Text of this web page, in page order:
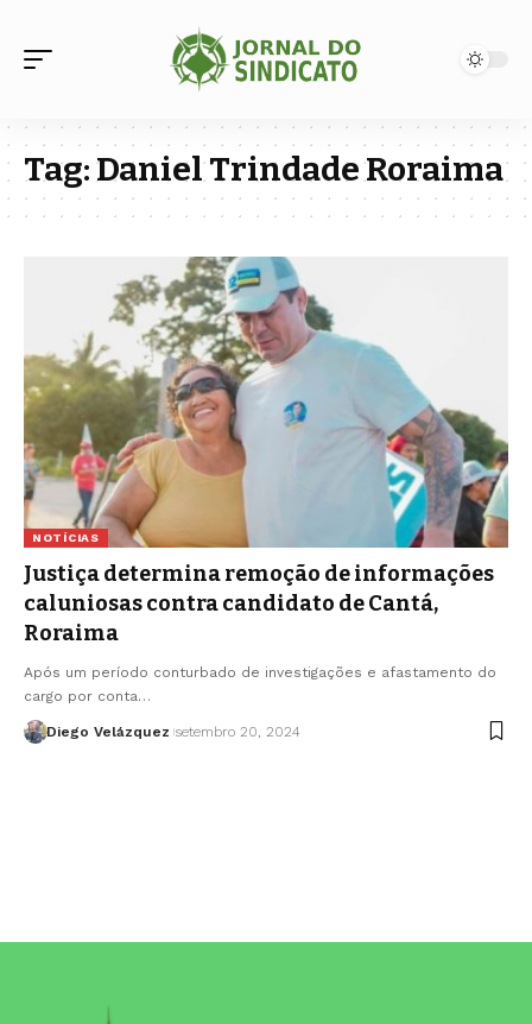
Tag:Daniel Trindade Roraima
NOTÍCIAS
Justiça determina remoção de informações
caluniosas contra candidato de Cantá,
Roraima
Após um período conturbado de investigações e afastamento do
cargo por conta…
Diego Velázquez setembro 20, 2024